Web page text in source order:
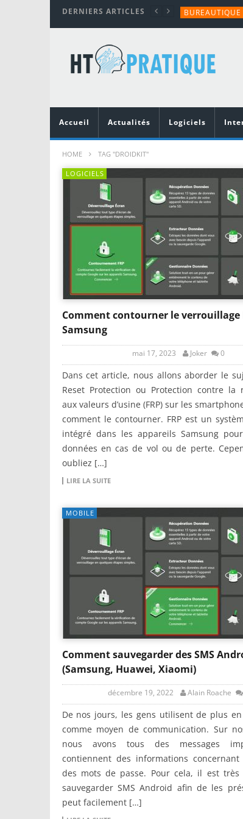
DERNIERS ARTICLES BUREAUTIQUE
TUTORIALS
MATÉRIEL
Accueil
Actualités Logiciels
HOME TAG "DROIDKIT"
LOGICIELS
Comment contourner le verrouillage
Samsung
mai 17, 2023 Joker 0
Dans cet article, nous allons aborder le
Reset Protection ou Protection contre la
aux valeurs d’usine (FRP) sur les
comment le contourner. FRP est un
intégré dans les appareils Samsung
données en cas de vol ou de perte.
oubliez […]
LIRE LA SUITE
MOBILE
Comment sauvegarder des SMS
(Samsung, Huawei, Xiaomi)
décembre 19, 2022 Alain Roache
De nos jours, les gens utilisent de plus en
comme moyen de communication. Sur
nous avons tous des messages
contiennent des informations
des mots de passe. Pour cela, il est
sauvegarder SMS Android afin de les
peut facilement […]